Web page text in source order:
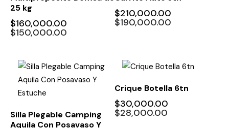
25 kg
$160,000.00
$150,000.00
$210,000.00
$190,000.00
Silla Plegable Camping
Aquila Con Posavaso Y
Crique Botella 6tn
$30,000.00
$28,000.00